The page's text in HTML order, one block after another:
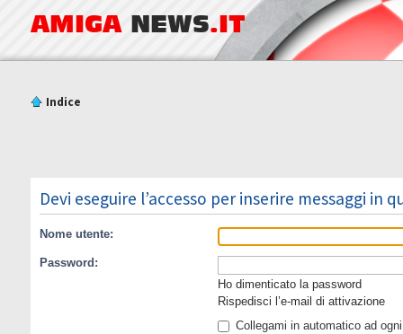
AMIGA NEWS.IT
Indice
Devi eseguire l’accesso per inserire messaggi in
Nome utente:
Password:
Ho dimenticato la password
Rispedisci l’e-mail di attivazione
Collegami in automatico ad